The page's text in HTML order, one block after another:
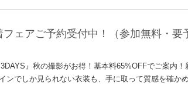
ェアご予約受付中！（参加無料・要
』秋の撮影がお得！基本料65%OFFでご案内！
ンでしか見られない衣装も、手に取って質感を確か